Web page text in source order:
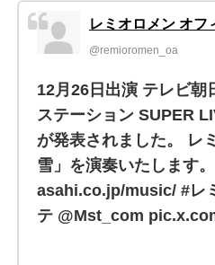
レミオロメン オフ
@remioromen_oa
12月26日出演 テレビ朝
ステーション SUPER
が発表されました。 レ
雪」を演奏いたします
asahi.co.jp/music/ #
テ @Mst_com